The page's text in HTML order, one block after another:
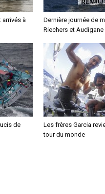
à
Dernière journée de
Riechers et Audigane
de
Les frères Garcia
tour du monde